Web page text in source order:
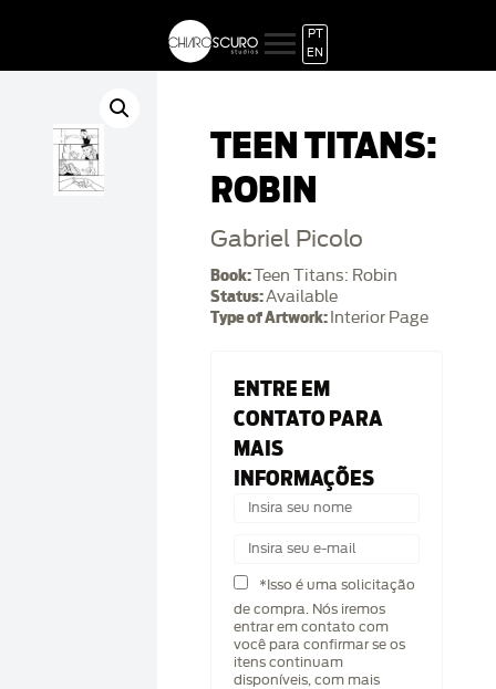
PT
EN
TEEN TITANS:
ROBIN
Gabriel Picolo
Book:Teen Titans: Robin
Status:Available
Type of Artwork: Interior Page
ENTRE EM
CONTATO PARA
MAIS
INFORMAÇÕES
*Isso é uma solicitação
de compra. Nós iremos
entrar em contato com
você para confirmar se os
itens continuam
disponíveis, com mais